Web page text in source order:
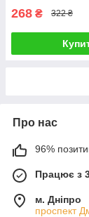
268 ₴ 322 ₴
Про нас
96%
Працює з
м. Дніпро
проспект